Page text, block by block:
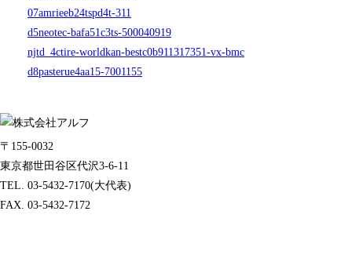
07amrieeb24tspd4t-311
d5neotec-bafa51c3ts-500040919
njtd_4ctire-worldkan-bestc0b911317351-vx-bmc
d8pasterue4aa15-7001155
〒155-0032
東京都世田谷区代沢3-6-11
TEL. 03-5432-7170(大代表)
FAX. 03-5432-7172